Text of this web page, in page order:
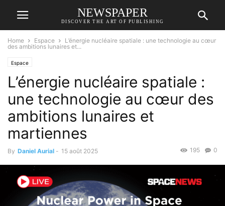
NEWSPAPER
DISCOVER THE ART OF PUBLISHING
Home Espace
L’énergie nucléaire spatiale : une technologie au cœur
des ambitions lunaires et...
Espace
L’énergie nucléaire spatiale :
une technologie au cœur des
ambitions lunaires et
martiennes
By Daniel Aurial - 15 août 2025 0
195